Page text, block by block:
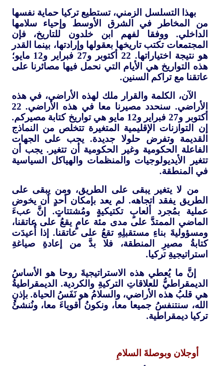
بهذا التسلسل الزمني، تستطيع تركيا حماية نفسها
من المخاطر في الشرق الأوسط وإحياء سلامها
الداخلي. ووفقا لفهم ابن خلدون للتاريخ، فإن
المجتمعات تكتب تاريخها بعقولها وإرادتها، بينما القدر
هو نتيجة اختياراتها. 22 أكتوبر و27 فبراير و12 مايو؛
هذه التواريخ هي الأيام التي نحمل فيها مصائرنا على
عاتقنا مع تراكم السنين.
الآن، الكلمة والقرار ملك لهذه الأراضي، في هذه
الأراضي. سنحدد مصيرنا معا في هذه الأراضي. 22
أكتوبر و27 فبراير و12 مايو هي تواريخ كتابة مصيركم.
إن التوازنات الإقليمية المتغيرة تتخلص من النماذج
القديمة وتفرض حلولا جديدة. يجب على الجهات
الفاعلة الحكومية وغير الحكومية أن تتغير. يجب أن
تتغير الأيديولوجيات والمنظمات والهياكل السياسية
في المنطقة.
من لا يتغير يبقى على الطريق، ومن يبقى على
الطريق يفقد اتجاهه. لم يعد بإمكان أحدٍ أن يخوض
عملية بمُجرد ألعابٍ تكتيكيةٍ ومُشتتاتٍ. إنَّ عبءَ
الماضي الممتدَّ على مدى مئة عامٍ يقعُ على عاتقنا،
ومسؤوليةَ بناءِ مستقبلِهِ تقعُ على عاتقنا. إذا أُعيدَت
كتابةُ مصيرِ المنطقة، فلا بدَّ من إعادةِ صياغةِ
استراتيجيةِ تركيا.
إنَّ ما يُعطي هذه الاستراتيجيةَ روحا هو الأساسُ
الديمقراطيُّ للعلاقاتِ التركيةِ والكردية. الديمقراطيةُ
هي قلبُ هذه الأراضي، والسلامُ هو نَفَسُ الحياة. بإذنِ
الله، سنتنفسُ جميعا معا، ونكونُ أقوياءَ معا، ونُنشئُ
تركيا ديمقراطية.
أوجلان وبوصلةَ السلامِ